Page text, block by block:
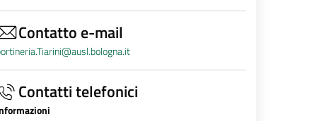
Contatto e-mail
Contatti telefonici